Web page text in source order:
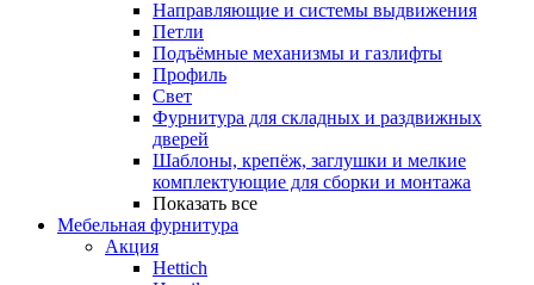
Направляющие и системы выдвижения
Петли
Подъёмные механизмы и газлифты
Профиль
Свет
Фурнитура для складных и раздвижных
дверей
Шаблоны, крепёж, заглушки и мелкие
комплектующие для сборки и монтажа
Показать все
Мебельная фурнитура
Акция
Hettich